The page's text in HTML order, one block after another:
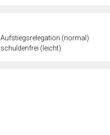
Aufstiegsrelegation (normal)
schuldenfrei (leicht)